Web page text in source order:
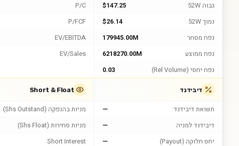
גבוה 52W
$147.25
נמוך 52W
$26.14
נפח מסחר
179945.00M
נפח ממוצע
6218270.00M
נפח יחסי (Rel Volume)
0.03
P/C
P/FCF
EV/EBITDA
EV/Sales
דיבידנד
תשואת דיבידנד
—
דיבידנד למניה
—
יחס חלוקה (Payout)
—
Short & Float
מניות בהנפקה (Shs Outstand)
מניות סחירות (Shs Float)
Short Interest